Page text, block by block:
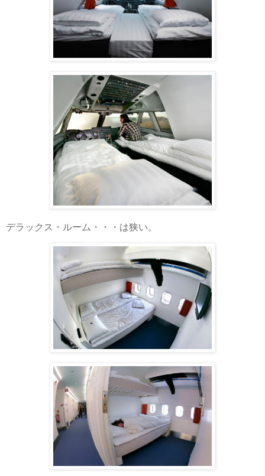
デラックス・ルーム・・・は狭い。